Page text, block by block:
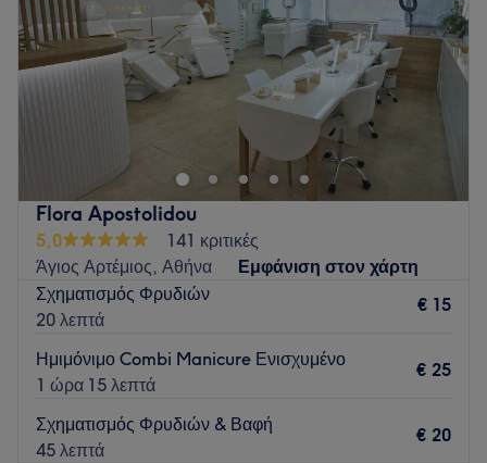
Go to venue
Σάββατο
09:00
17:00
Κυριακή
Κλειστό
Go to venue
Flora Apostolidou
5,0
141 κριτικές
Άγιος Αρτέμιος, Αθήνα
Εμφάνιση στον χάρτη
Σχηματισμός Φρυδιών
20 λεπτά
€ 15
Ημιμόνιμο Combi Manicure Ενισχυμένο
1 ώρα 15 λεπτά
€ 25
Σχηματισμός Φρυδιών & Βαφή
45 λεπτά
€ 20